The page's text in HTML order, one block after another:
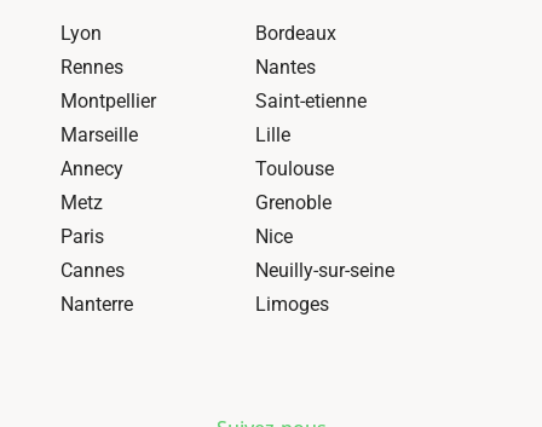
Lyon
Bordeaux
Rennes
Nantes
Montpellier
Saint-etienne
Marseille
Lille
Annecy
Toulouse
Metz
Grenoble
Paris
Nice
Cannes
Neuilly-sur-seine
Nanterre
Limoges